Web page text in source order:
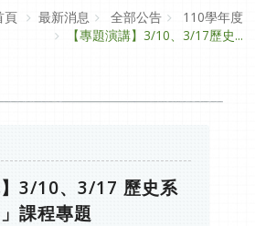
頁
最新消息 全部公告
110學年度
【專題演講】3/10、3/17歷史...
】3/10、3/17 歷史系
課程專題